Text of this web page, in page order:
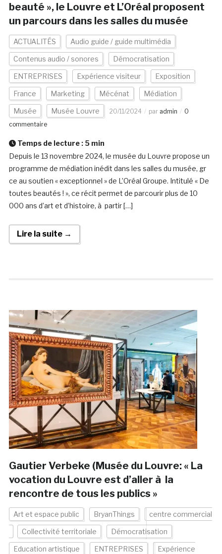
beauté », le Louvre et L’Oréal proposent
un parcours dans les salles du musée
ACTUALITÉS Audio guide / guide multimédia
Contenus audio / sonores Démocratisation
ENTREPRISES Expérience visiteur Exposition
France Marketing Mécénat Médiation
Musée Musée Louvre 20/11/2024 par admin
0
commentaire
Temps de lecture : 5 min
Depuis le 13 novembre 2024, le musée du Louvre propose un
programme de médiation inédit dans les salles du musée, gr
ce au soutien « exceptionnel » de L’Oréal Groupe. Intitulé « De
toutes beautés ! », ce récit permet de parcourir plus de 10
000 ans d’art et d’histoire, à partir […]
Lire la suite →
Gautier Verbeke (Musée du Louvre: « La
vocation du Louvre est d’aller à la
rencontre de tous les publics »
Art et espace public BryanThings centre commercial
Collectivité territoriale Démocratisation
Education artistique ENTREPRISES Expérience